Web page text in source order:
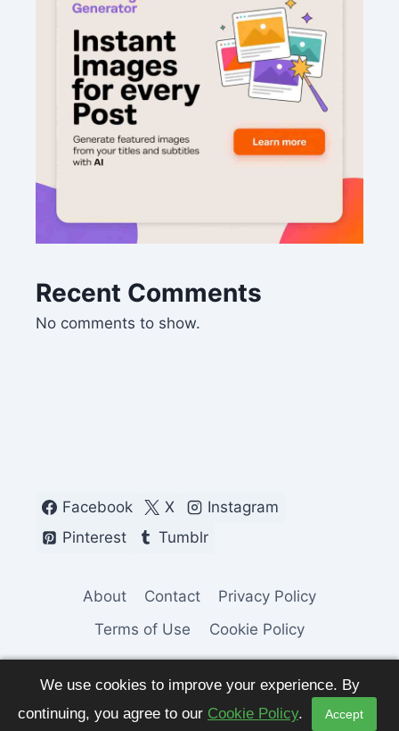
We use cookies to improve your experience. By
continuing, you agree to our Cookie Policy. Accept
Recent Comments
No comments to show.
Facebook X
Instagram
Pinterest
Tumblr
About Contact
Privacy Policy
Terms of Use
Cookie Policy
© 2026 Fashion Pulse Trends. All Rights